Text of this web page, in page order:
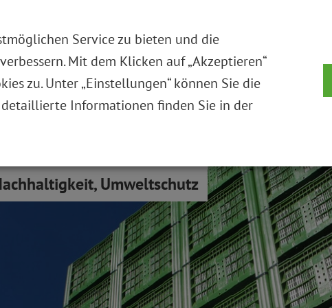
Service zu bieten und die
Mit dem Klicken auf „Akzeptieren“
zu. Unter „Einstellungen“ können Sie die
Informationen finden Sie in der
DIE STIFTUNG
Umweltschutz